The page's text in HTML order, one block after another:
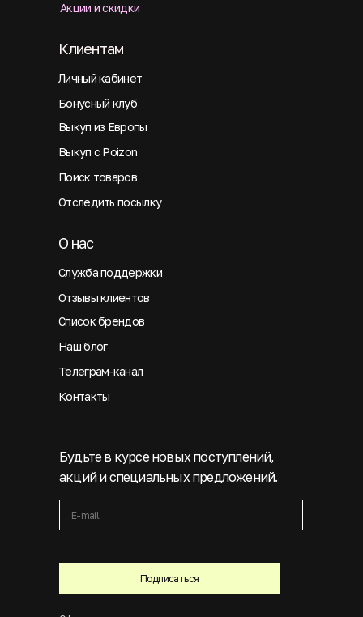
Подписаться
Будьте в курсе новых поступлений,
акций и специальных предложений.
Акции и скидки
Личный кабинет
Клиентам
Бонусный клуб
Выкуп из Европы
Выкуп с Poizon
Поиск товаров
Отследить посылку
Служба поддержки
О нас
Отзывы клиентов
Список брендов
Наш блог
Телеграм-канал
Контакты